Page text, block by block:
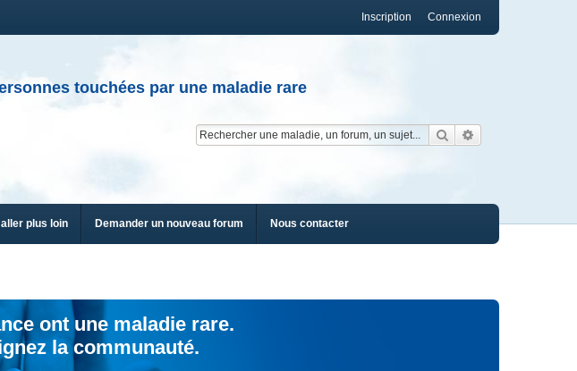
Connexion
Inscription
touchées par une maladie rare
Rechercher
aller plus loin Demander un nouveau forum Nous contacter
ont une maladie rare.
la communauté.